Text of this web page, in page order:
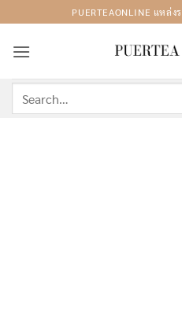
to
content
PUERTEAONLINE แหล่
for: